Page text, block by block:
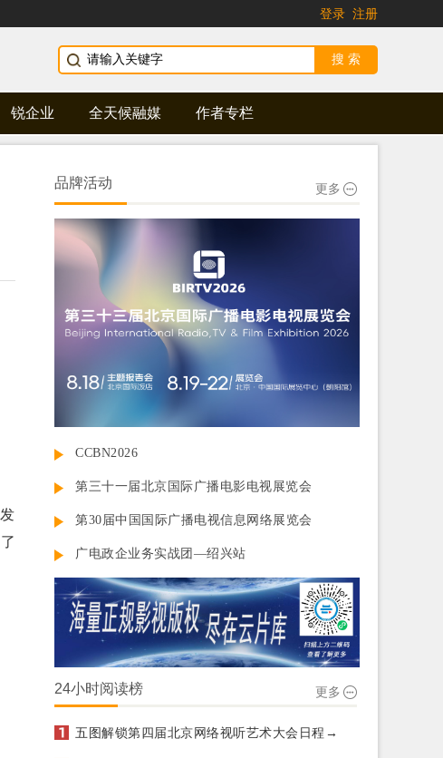
登录 注册
锐企业 全天候融媒 作者专栏
品牌活动 更多
CCBN2026
第三十一届北京国际广播电影电视展览会
第30届中国国际广播电视信息网络展览会
广电政企业务实战团—绍兴站
24小时阅读榜 更多
五图解锁第四届北京网络视听艺术大会日程→